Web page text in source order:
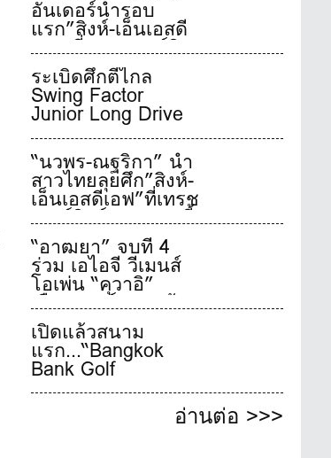
อันเดอร์นำรอบ
แรก”สิงห์-เอ็นเอสดี
เอฟ”ที่เทรชเชอร์ฮิ
ลล์
ระเบิดศึกตีไกล
Swing Factor
Junior Long Drive
Championship
2026 เพื่อเฟ้นหาสุด
ยอดเยาวชนจอม
พลังตีไกลชาวไทย
“นวพร-ณฐริกา” นำ
สาวไทยลุยศึก”สิงห์-
เอ็นเอสดีเอฟ”ที่เทรช
เชอร์ฮิลล์ 5-7 ส.ค.นี้
“อาฒยา” จบที่ 4
ร่วม เอไอจี วีเมนส์
โอเพ่น “คุวาอิ”
เฉือนเพลย์ออฟคว้า
แชมป์เมเจอร์สุดท้าย
ของปี
เปิดแล้วสนาม
แรก...“Bangkok
Bank Golf
Tournament 2026”
อ่านต่อ >>>